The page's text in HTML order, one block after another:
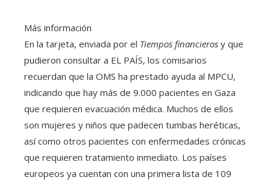
Más información
En la tarjeta, enviada por el Tiempos financieros y que
pudieron consultar a EL PAÍS, los comisarios
recuerdan que la OMS ha prestado ayuda al MPCU,
indicando que hay más de 9.000 pacientes en Gaza
que requieren evacuación médica. Muchos de ellos
son mujeres y niños que padecen tumbas heréticas,
así como otros pacientes con enfermedades crónicas
que requieren tratamiento inmediato. Los países
europeos ya cuentan con una primera lista de 109